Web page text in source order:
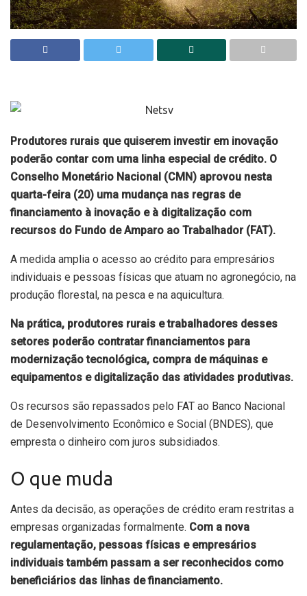
Produtores rurais que quiserem investir em inovação
poderão contar com uma linha especial de crédito. O
Conselho Monetário Nacional (CMN) aprovou nesta
quarta-feira (20) uma mudança nas regras de
financiamento à inovação e à digitalização com
recursos do Fundo de Amparo ao Trabalhador (FAT).
A medida amplia o acesso ao crédito para empresários
individuais e pessoas físicas que atuam no agronegócio, na
produção florestal, na pesca e na aquicultura.
Na prática, produtores rurais e trabalhadores desses
setores poderão contratar financiamentos para
modernização tecnológica, compra de máquinas e
equipamentos e digitalização das atividades produtivas.
Os recursos são repassados pelo FAT ao Banco Nacional
de Desenvolvimento Econômico e Social (BNDES), que
empresta o dinheiro com juros subsidiados.
O que muda
Antes da decisão, as operações de crédito eram restritas a
empresas organizadas formalmente. Com a nova
regulamentação, pessoas físicas e empresários
individuais também passam a ser reconhecidos como
beneficiários das linhas de financiamento.